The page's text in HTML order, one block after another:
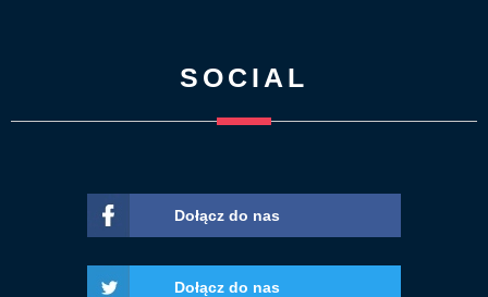
SOCIAL
Dołącz do nas
Dołącz do nas